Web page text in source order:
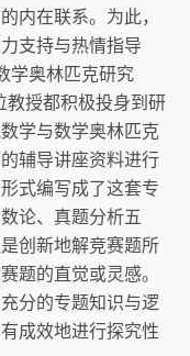
内在联系。为此，
支持与热情指导
学奥林匹克研究
教授都积极投身到研
学与数学奥林匹克
辅导讲座资料进行
式编写成了这套专
论、真题分析五
创新地解竞赛题所
题的直觉或灵感。
分的专题知识与逻
成效地进行探究性